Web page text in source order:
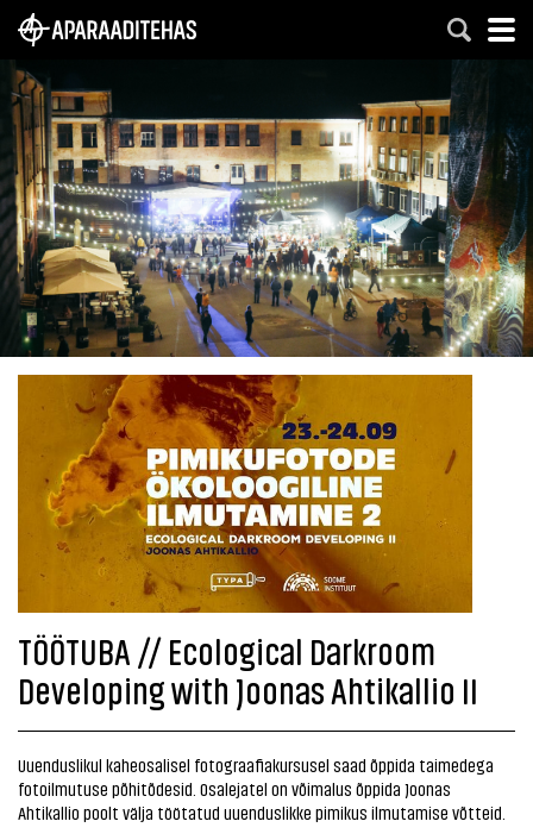
TÖÖTUBA // Ecological Darkroom
Developing with Joonas Ahtikallio II
Uuenduslikul kaheosalisel fotograafiakursusel saad õppida taimedega
fotoilmutuse põhitõdesid. Osalejatel on võimalus õppida Joonas
Ahtikallio poolt välja töötatud uuenduslikke pimikus ilmutamise võtteid.